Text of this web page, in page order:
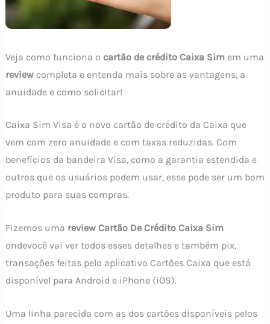
Veja como funciona o cartão de crédito Caixa Sim em uma
review completa e entenda mais sobre as vantagens, a
anuidade e como solicitar!
Caixa Sim Visa é o novo cartão de crédito da Caixa que
vem com zero anuidade e com taxas reduzidas. Com
benefícios da bandeira Visa, como a garantia estendida e
outros que os usuários podem usar, esse pode ser um bom
produto para suas compras.
Fizemos uma review Cartão De Crédito Caixa Sim
ondevocê vai ver todos esses detalhes e também pix,
transações feitas pelo aplicativo Cartões Caixa que está
disponível para Android e iPhone (iOS).
Uma linha parecida com as dos cartões disponíveis pelos